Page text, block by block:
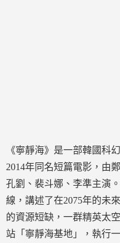
《寧靜海》是一部韓國科
2014年同名短篇電影，由
孔劉、裴斗娜、李準主演
線，講述了在2075年的未
的資源短缺，一群精英太
站「寧靜海基地」，執行